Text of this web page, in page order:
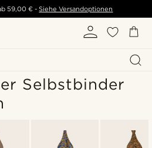
59,00 € - Siehe Versandoptionen
Selbstbinder